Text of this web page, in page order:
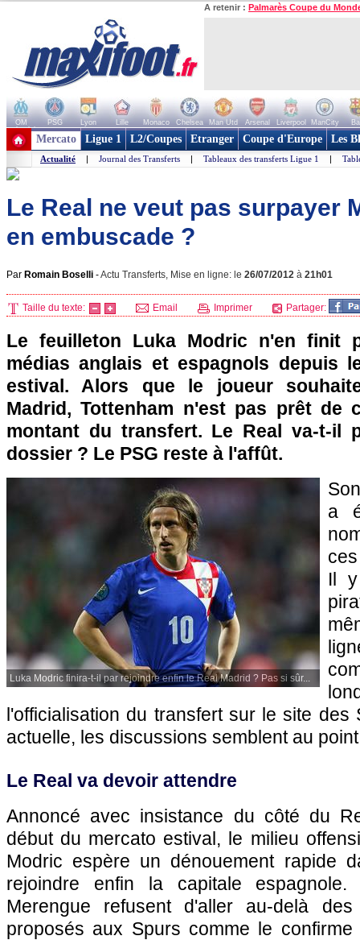
A retenir : Palmarès Coupe du
OM PSG Lyon Lille Monaco Chelsea Man Utd Arsenal Liverpool ManCity
+ de clubs
Mercato Ligue 1 L2/Coupes Etranger Coupe d'Europe Les
Actualité | Journal des Transferts | Tableaux des transferts Ligue 1 |
Le Real ne veut pas surpayer
en embuscade ?
Par Romain Boselli -Actu Transferts, Mise en ligne: le 26/07/2012 à 21h01
Taille du texte: Email Imprimer Partager:
Le feuilleton Luka Modric n'en finit
médias anglais et espagnols depuis
estival. Alors que le joueur
Madrid, Tottenham n'est pas prêt de
montant du transfert. Le Real va-t-il
dossier ? Le PSG reste à l'affût.
Luka Modric finira-t-il par rejoindre enfin le Real Madrid ? Pas si sûr...
a
Il
l'officialisation du transfert sur le site des
actuelle, les discussions semblent au
Le Real va devoir attendre
Annoncé avec insistance du côté du
début du mercato estival, le milieu
Modric espère un dénouement rapide
rejoindre enfin la capitale
Merengue refusent d'aller au-delà
proposés aux Spurs comme le